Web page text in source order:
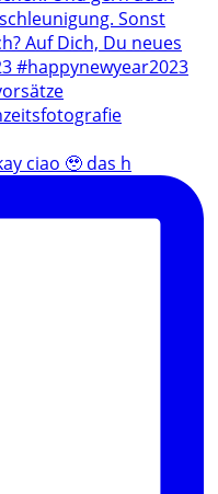
ciao 🥹 das h